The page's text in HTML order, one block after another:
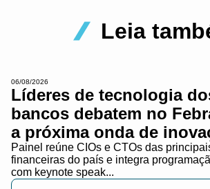
Leia
06/08/2026
Líderes de tecnologia
bancos debatem no
a próxima onda de
Painel reúne CIOs e CTOs das
financeiras do país e integra
com keynote speak...